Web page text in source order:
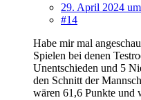
29. April 2024
#14
Habe mir mal
Spielen bei denen
Unentschieden und 5
den Schnitt der
wären 61,6 Punkte und